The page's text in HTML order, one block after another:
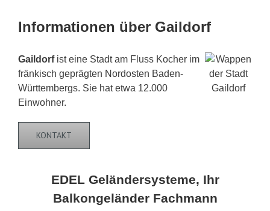
Informationen über Gaildorf
Gaildorfist eine Stadt am Fluss Kocher im
fränkisch geprägten Nordosten Baden-
Württembergs. Sie hat etwa 12.000
Einwohner.
KONTAKT
EDEL Geländersysteme, Ihr
Balkongeländer Fachmann